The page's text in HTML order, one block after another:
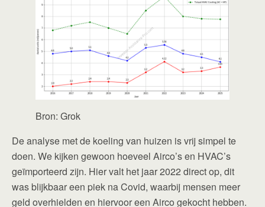
Bron: Grok
De analyse met de koeling van huizen is vrij simpel te
doen. We kijken gewoon hoeveel Airco’s en HVAC’s
geïmporteerd zijn. Hier valt het jaar 2022 direct op, dit
was blijkbaar een piek na Covid, waarbij mensen meer
geld overhielden en hiervoor een Airco gekocht hebben.